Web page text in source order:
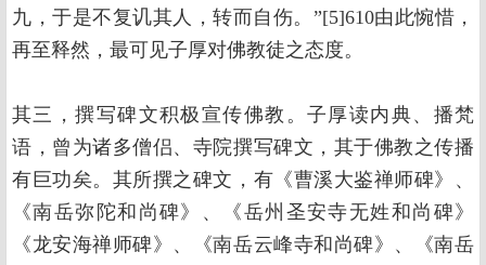
九，于是不复讥其人，转而自伤。”[5]610由此惋惜，
再至释然，最可见子厚对佛教徒之态度。
其三，撰写碑文积极宣传佛教。子厚读内典、播梵
语，曾为诸多僧侣、寺院撰写碑文，其于佛教之传播
有巨功矣。其所撰之碑文，有《曹溪大鉴禅师碑》、
《南岳弥陀和尚碑》、《岳州圣安寺无姓和尚碑》
《龙安海禅师碑》、《南岳云峰寺和尚碑》、《南岳